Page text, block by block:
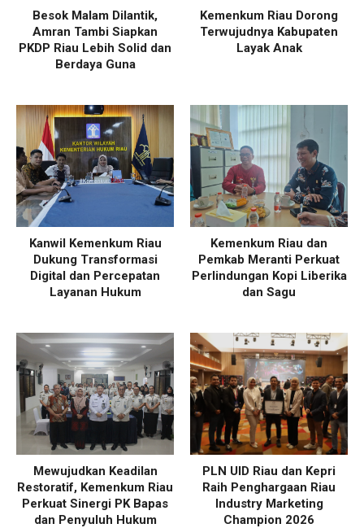
Besok Malam Dilantik,
Amran Tambi Siapkan
PKDP Riau Lebih Solid dan
Berdaya Guna
Kemenkum Riau Dorong
Terwujudnya Kabupaten
Layak Anak
Kanwil Kemenkum Riau
Dukung Transformasi
Digital dan Percepatan
Layanan Hukum
Kemenkum Riau dan
Pemkab Meranti Perkuat
Perlindungan Kopi Liberika
dan Sagu
Mewujudkan Keadilan
Restoratif, Kemenkum Riau
Perkuat Sinergi PK Bapas
dan Penyuluh Hukum
PLN UID Riau dan Kepri
Raih Penghargaan Riau
Industry Marketing
Champion 2026